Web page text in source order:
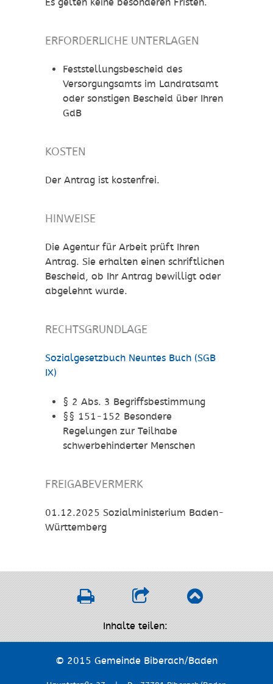
Es gelten keine besonderen Fristen.
ERFORDERLICHE UNTERLAGEN
Feststellungsbescheid des
Versorgungsamts im Landratsamt
oder sonstigen Bescheid über Ihren
GdB
KOSTEN
Der Antrag ist kostenfrei.
HINWEISE
Die Agentur für Arbeit prüft Ihren
Antrag. Sie erhalten einen schriftlichen
Bescheid, ob Ihr Antrag bewilligt oder
abgelehnt wurde.
RECHTSGRUNDLAGE
Sozialgesetzbuch Neuntes Buch (SGB
IX)
§ 2 Abs. 3 Begriffsbestimmung
§§ 151-152 Besondere
Regelungen zur Teilhabe
schwerbehinderter Menschen
FREIGABEVERMERK
01.12.2025 Sozialministerium Baden-
Württemberg
Inhalte teilen:
© 2015 Gemeinde Biberach/Baden